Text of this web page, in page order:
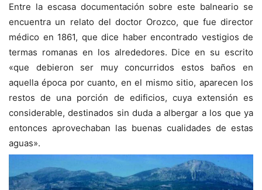
Entre la escasa documentación sobre este balneario se
encuentra un relato del doctor Orozco, que fue director
médico en 1861, que dice haber encontrado vestigios de
termas romanas en los alrededores. Dice en su escrito
«que debieron ser muy concurridos estos baños en
aquella época por cuanto, en el mismo sitio, aparecen los
restos de una porción de edificios, cuya extensión es
considerable, destinados sin duda a albergar a los que ya
entonces aprovechaban las buenas cualidades de estas
aguas».